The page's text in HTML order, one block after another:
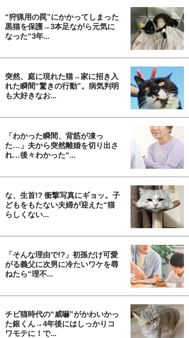
“狩猟用の罠”にかかってしまった
黒猫を保護→3本足ながら元気に
なった“3年...
突然、庭に現れた猫→家に招き入
れた瞬間“驚きの行動”。病気判明
も大好きなお...
「わかった瞬間、背筋が凍っ
た…」夫から突然離婚を切り出さ
れ…後々わかった“...
な、生首!? 衝撃写真にギョッ。子
どもをもたない夫婦が迎えた“猫
らしくない...
「そんな理由で!?」初孫だけ可愛
がる義父に次男に冷たいワケを尋
ねたら“理不...
チビ猫時代の“威嚇”がかわいかっ
た銀くん→4年後にはしっかりコ
ワモテに！で...